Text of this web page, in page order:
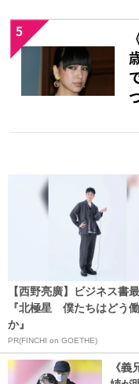
5
【西野亮廣】ビジネス書
『北極星 僕たちはどう働
か』
PR(FINCHI on GOETHE)
《